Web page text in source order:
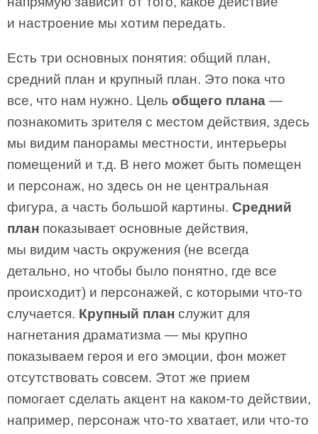
и настроение мы хотим передать.
Есть три основных понятия: общий план,
средний план и крупный план. Это пока что
все, что нам нужно. Цель общего плана —
познакомить зрителя с местом действия, здесь
мы видим панорамы местности, интерьеры
помещений и т.д. В него может быть помещен
и персонаж, но здесь он не центральная
фигура, а часть большой картины. Средний
план показывает основные действия,
мы видим часть окружения (не всегда
детально, но чтобы было понятно, где все
происходит) и персонажей, с которыми что-то
случается. Крупный план служит для
нагнетания драматизма — мы крупно
показываем героя и его эмоции, фон может
отсутствовать совсем. Этот же прием
помогает сделать акцент на каком-то действии,
например, персонаж что-то хватает, или что-то